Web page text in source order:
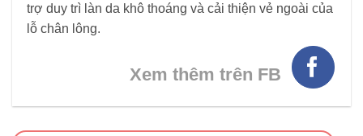
trợ duy trì làn da khô thoáng và cải thiện vẻ ngoài của
lỗ chân lông.
Xem thêm trên FB